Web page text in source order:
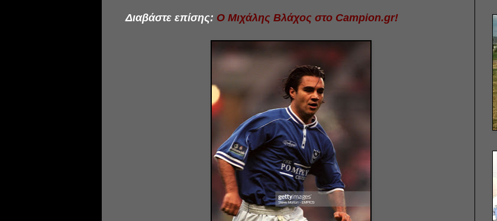
Διαβάστε επίσης: Ο Μιχάλης Βλάχος στο Campion.gr!